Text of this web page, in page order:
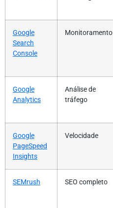
Google
Search
Console
Monitoramento
Google
Analytics
Análise de
tráfego
Google
PageSpeed
Insights
Velocidade
SEMrush SEO completo